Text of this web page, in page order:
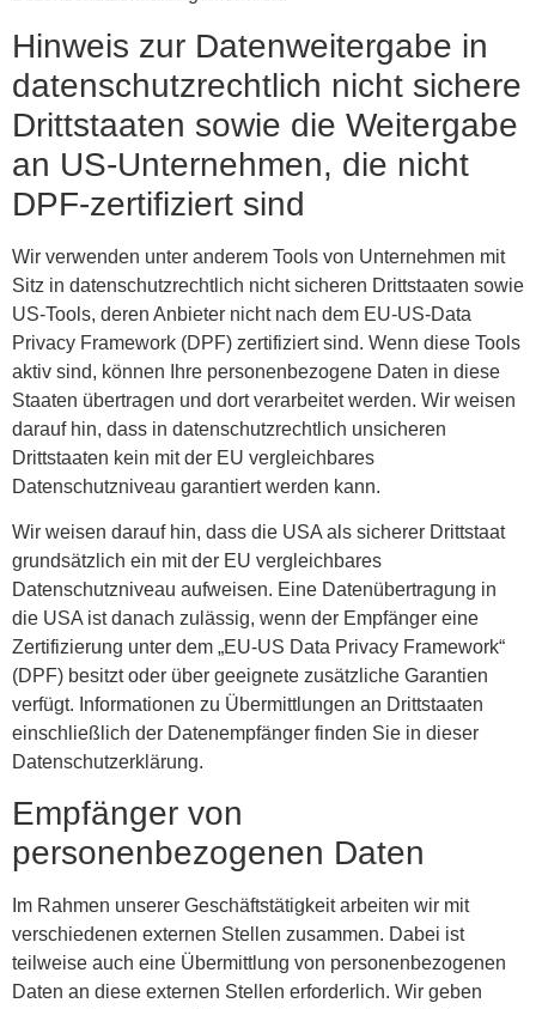
Hinweis zur Datenweitergabe in
datenschutzrechtlich nicht sichere
Drittstaaten sowie die Weitergabe
an US-Unternehmen, die nicht
DPF-zertifiziert sind
Wir verwenden unter anderem Tools von Unternehmen mit
Sitz in datenschutzrechtlich nicht sicheren Drittstaaten sowie
US-Tools, deren Anbieter nicht nach dem EU-US-Data
Privacy Framework (DPF) zertifiziert sind. Wenn diese Tools
aktiv sind, können Ihre personenbezogene Daten in diese
Staaten übertragen und dort verarbeitet werden. Wir weisen
darauf hin, dass in datenschutzrechtlich unsicheren
Drittstaaten kein mit der EU vergleichbares
Datenschutzniveau garantiert werden kann.
Wir weisen darauf hin, dass die USA als sicherer Drittstaat
grundsätzlich ein mit der EU vergleichbares
Datenschutzniveau aufweisen. Eine Datenübertragung in
die USA ist danach zulässig, wenn der Empfänger eine
Zertifizierung unter dem „EU-US Data Privacy Framework“
(DPF) besitzt oder über geeignete zusätzliche Garantien
verfügt. Informationen zu Übermittlungen an Drittstaaten
einschließlich der Datenempfänger finden Sie in dieser
Datenschutzerklärung.
Empfänger von
personenbezogenen Daten
Im Rahmen unserer Geschäftstätigkeit arbeiten wir mit
verschiedenen externen Stellen zusammen. Dabei ist
teilweise auch eine Übermittlung von personenbezogenen
Daten an diese externen Stellen erforderlich. Wir geben